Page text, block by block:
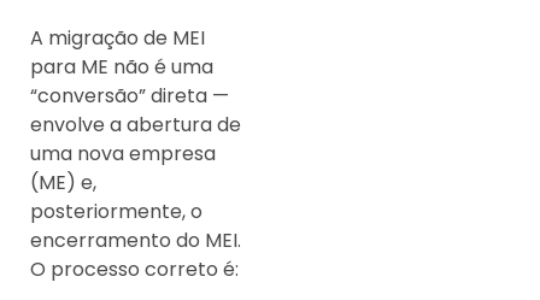
A migração de MEI
para ME não é uma
“conversão” direta —
envolve a abertura de
uma nova empresa
(ME) e,
posteriormente, o
encerramento do MEI.
O processo correto é: